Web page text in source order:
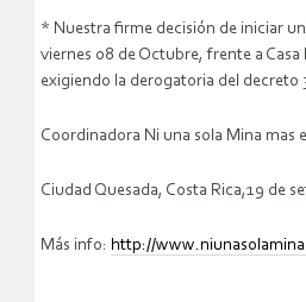
* Nuestra firme decisión de iniciar
viernes 08 de Octubre, frente a Casa
exigiendo la derogatoria del decreto
Coordinadora Ni una sola Mina mas
Ciudad Quesada, Costa Rica,19 de
Más info: http://